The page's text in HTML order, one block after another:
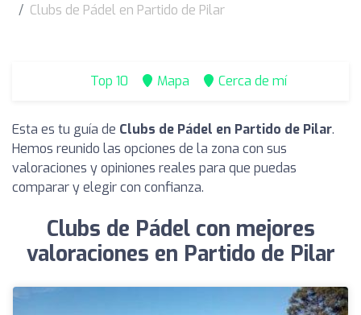
Clubs de Pádel en Partido de Pilar
Top 10 Mapa Cerca de mí
Esta es tu guía de Clubs de Pádel en Partido de Pilar.
Hemos reunido las opciones de la zona con sus
valoraciones y opiniones reales para que puedas
comparar y elegir con confianza.
Clubs de Pádel con mejores
valoraciones en Partido de Pilar